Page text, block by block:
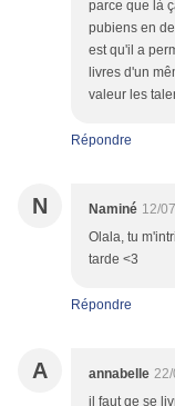
parce que là
pubiens en
est qu'il a
livres d'un
valeur les
Répondre
N Naminé 12/
Olala, tu
tarde <3
Répondre
A annabelle
il faut qe se